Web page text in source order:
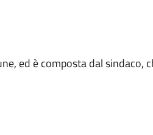
ed è composta dal sindaco,